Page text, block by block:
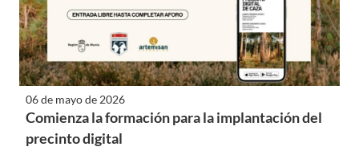
06 de mayo de 2026
Comienza la formación para la implantación del
precinto digital